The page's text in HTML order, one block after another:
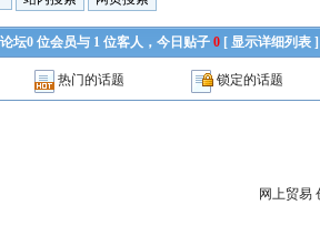
坛0位会员与 1位客人，今日贴子 0 [ 显示详细列表 ]
热门的话题 锁定的话题
网上贸易